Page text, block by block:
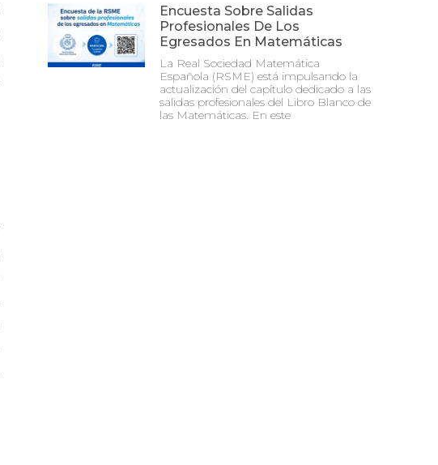
Encuesta Sobre Salidas
Profesionales De Los
Egresados En Matemáticas
La Real Sociedad Matemática
Española (RSME) está impulsando la
actualización del capítulo dedicado a las
salidas profesionales del Libro Blanco de
las Matemáticas. En este